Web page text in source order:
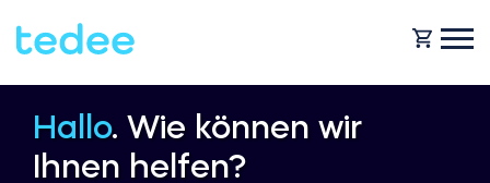
WIE FUNKTIONIERT ES?
Hallo. Wie können wir
Ihnen helfen?